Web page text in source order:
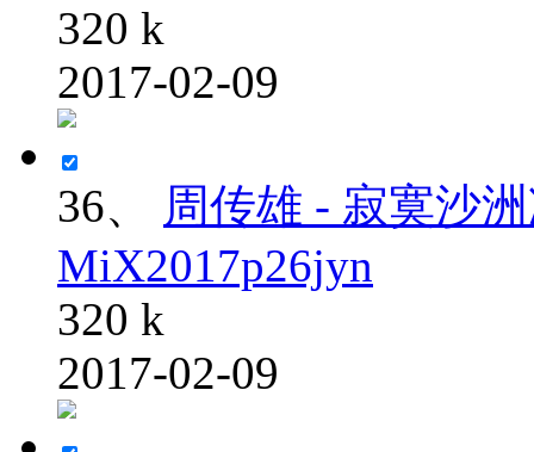
320 k
2017-02-09
36、
周传雄 - 寂寞沙
MiX2017p26jyn
320 k
2017-02-09